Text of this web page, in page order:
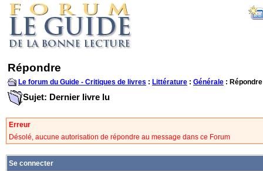
Répondre
Le forum du Guide - Critiques de livres : Littérature : Générale : Répondre
Sujet: Dernier livre lu
Erreur
Désolé, aucune autorisation de répondre au message dans ce Forum
Se connecter